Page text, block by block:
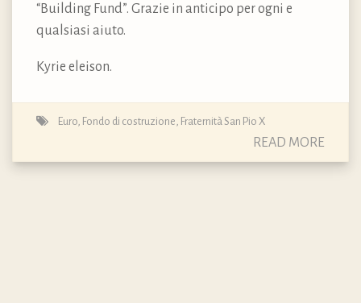
“Building Fund”. Grazie in anticipo per ogni e
qualsiasi aiuto.
Kyrie eleison.
Euro Fondo di costruzione Fraternità San Pio X
READ MORE